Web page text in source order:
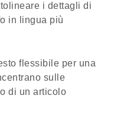
i dettagli di
in lingua più
flessibile per una
sulle
di un articolo